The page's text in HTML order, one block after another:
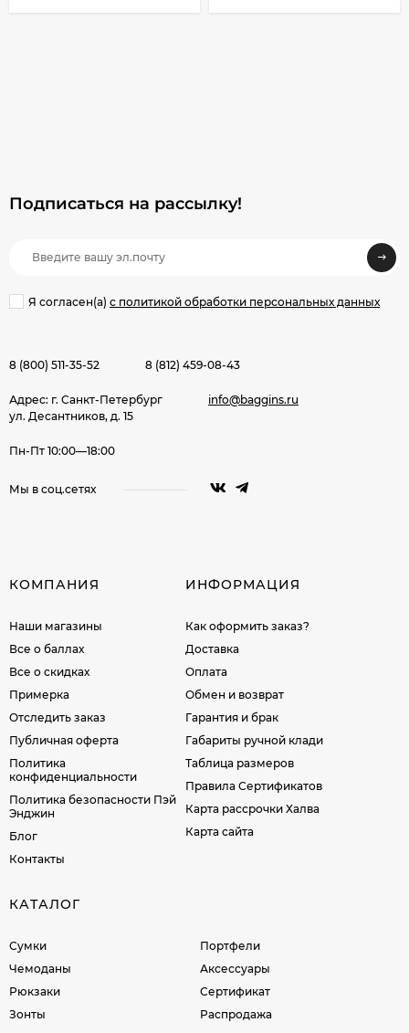
Подписаться на рассылкy!
Я согласен(a) с политикой обработки персональных данных
8 (800) 511-35-52 8 (812) 459-08-43
Адрес: г. Санкт-Петербург
ул. Десантников, д. 15
info@baggins.ru
Пн-Пт 10:00—18:00
Мы в соц.сетях
КОМПАНИЯ
Наши магазины
Все о баллах
Все о скидках
Примерка
Отследить заказ
Публичная оферта
Политика
конфиденциальности
Политика безопасности Пэй
Энджин
Блог
Контакты
ИНФОРМАЦИЯ
Как оформить заказ?
Доставка
Оплата
Обмен и возврат
Гарантия и брак
Габариты ручной клади
Таблица размеров
Правила Сертификатов
Карта рассрочки Халва
Карта сайта
КАТАЛОГ
Сумки
Чемоданы
Рюкзаки
Зонты
Портфели
Аксессуары
Сертификат
Распродажа